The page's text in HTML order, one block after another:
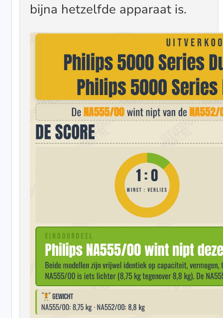
bijna hetzelfde apparaat is.